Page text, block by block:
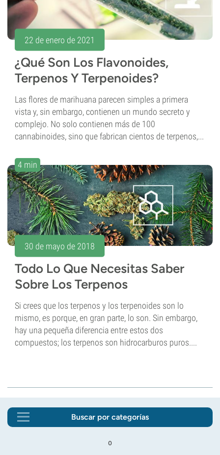
22 de enero de 2021
¿Qué Son Los Flavonoides,
Terpenos Y Terpenoides?
Las flores de marihuana parecen simples a primera
vista y, sin embargo, contienen un mundo secreto y
complejo. No solo contienen más de 100
cannabinoides, sino que fabrican cientos de terpenos,...
4 min
30 de mayo de 2018
Todo Lo Que Necesitas Saber
Sobre Los Terpenos
Si crees que los terpenos y los terpenoides son lo
mismo, es porque, en gran parte, lo son. Sin embargo,
hay una pequeña diferencia entre estos dos
compuestos; los terpenos son hidrocarburos puros....
Buscar por categorías
o